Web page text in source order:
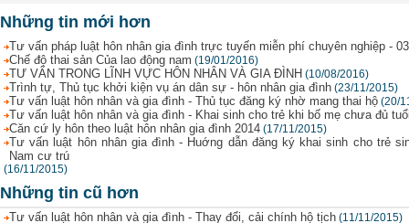
Những tin mới hơn
Tư vấn pháp luật hôn nhân gia đình trực tuyến miễn phí chuyên nghiệp -
Chế độ thai sản Của lao động nam (19/01/2016)
TƯ VẤN TRONG LĨNH VỰC HÔN NHÂN VÀ GIA ĐÌNH (10/08/2016)
Trình tự, Thủ tục khởi kiện vụ án dân sự - hôn nhân gia đình (23/11/2015)
Tư vấn luật hôn nhân và gia đình - Thủ tục đăng ký nhờ mang thai hộ (20/
Tư vấn luật hôn nhân và gia đình - Khai sinh cho trẻ khi bố mẹ chưa đủ
Căn cứ ly hôn theo luật hôn nhân gia đình 2014 (17/11/2015)
Tư vấn luật hôn nhân gia đình - Huớng dẫn đăng ký khai sinh cho trẻ
Nam cư trú
(16/11/2015)
Những tin cũ hơn
Tư vấn luật hôn nhân và gia đình - Thay đổi, cải chính hộ tịch (11/11/2015)